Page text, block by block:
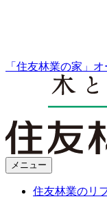
「住友林業の家」
メニュー
住友林業のリ